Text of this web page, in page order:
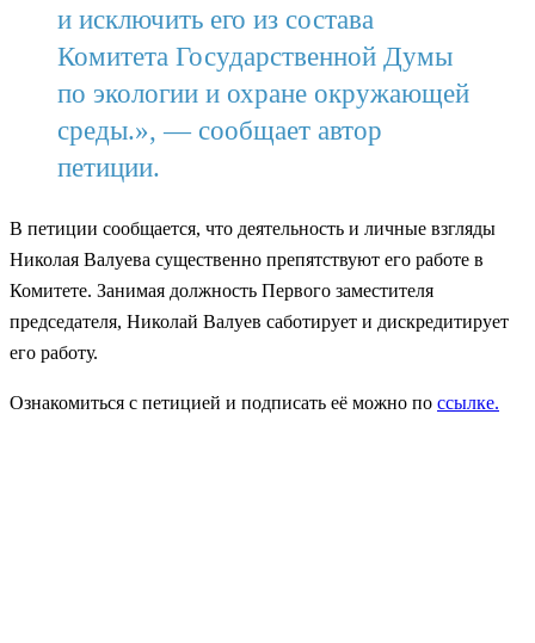
и исключить его из состава
Комитета Государственной Думы
по экологии и охране окружающей
среды.», — сообщает автор
петиции.
В петиции сообщается, что деятельность и личные взгляды
Николая Валуева существенно препятствуют его работе в
Комитете. Занимая должность Первого заместителя
председателя, Николай Валуев саботирует и дискредитирует
его работу.
Ознакомиться с петицией и подписать её можно по ссылке.